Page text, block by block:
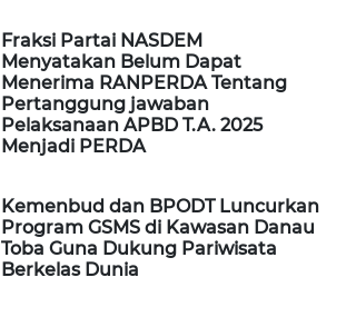
Fraksi Partai NASDEM
Menyatakan Belum Dapat
Menerima RANPERDA Tentang
Pertanggung jawaban
Pelaksanaan APBD T.A. 2025
Menjadi PERDA
Kemenbud dan BPODT Luncurkan
Program GSMS di Kawasan Danau
Toba Guna Dukung Pariwisata
Berkelas Dunia